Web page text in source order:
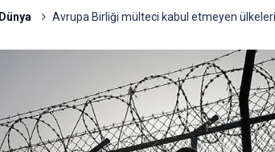
Dünya Avrupa Birliği mülteci kabul etmeyen ülkeleri